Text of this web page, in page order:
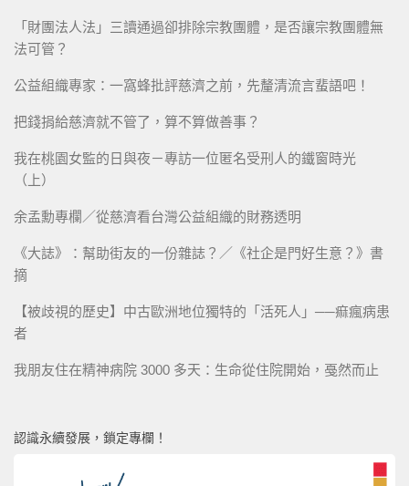
「財團法人法」三讀通過卻排除宗教團體，是否讓宗教團體無
法可管？
公益組織專家：一窩蜂批評慈濟之前，先釐清流言蜚語吧！
把錢捐給慈濟就不管了，算不算做善事？
我在桃園女監的日與夜－專訪一位匿名受刑人的鐵窗時光
（上）
余孟勳專欄／從慈濟看台灣公益組織的財務透明
《大誌》：幫助街友的一份雜誌？／《社企是門好生意？》書
摘
【被歧視的歷史】中古歐洲地位獨特的「活死人」──痲瘋病患
者
我朋友住在精神病院 3000 多天：生命從住院開始，戞然而止
認識永續發展，鎖定專欄！